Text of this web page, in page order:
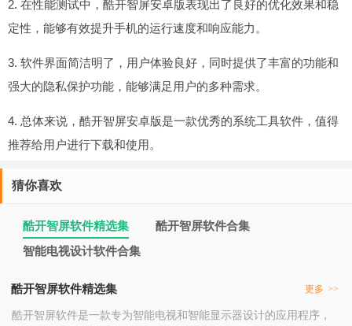
2. 在性能测试中，酷开智屏安卓版表现出了良好的优化效果和稳
定性，能够有效提升手机的运行速度和响应能力。
3. 软件界面简洁明了，用户体验良好，同时提供了丰富的功能和
强大的隐私保护功能，能够满足用户的多种需求。
4. 总体来说，酷开智屏安卓版是一款优秀的系统工具软件，值得
推荐给用户进行下载和使用。
猜你喜欢
酷开智屏软件精选集
酷开智屏软件合集
智能电视设计软件合集
酷开智屏软件精选集 更多 >>
酷开智屏软件是一款专为智能电视和智能显示器设计的应用程序，